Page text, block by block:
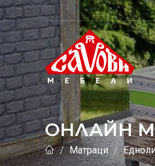
ОНЛАЙН
Матраци